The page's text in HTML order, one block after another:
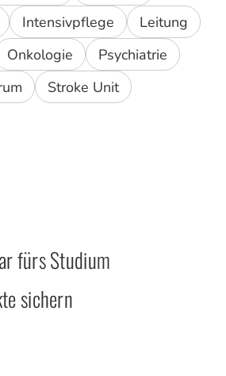
Intensivpflege
Leitung
Onkologie
Psychiatrie
Stroke Unit
fürs Studium
sichern